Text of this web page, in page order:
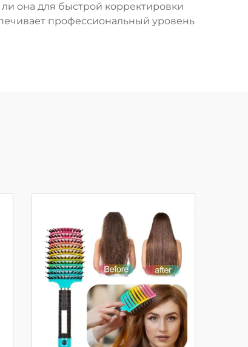
она для быстрой корректировки
профессиональный уровень